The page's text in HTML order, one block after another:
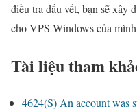
điều tra dấu vết, bạn sẽ xây
cho VPS Windows của
Tài liệu tham
4624(S) An account was